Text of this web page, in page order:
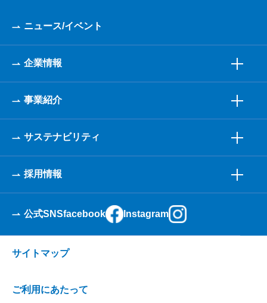
ニュース/イベント
企業情報
事業紹介
サステナビリティ
採用情報
公式SNSfacebook Instagram
サイトマップ
ご利用にあたって